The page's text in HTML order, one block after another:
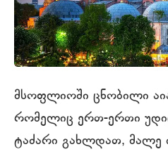
მსოფლიოში ცნობილი
რომელიც ერთ-ერთი
ტაძარი გახლდათ, მალე